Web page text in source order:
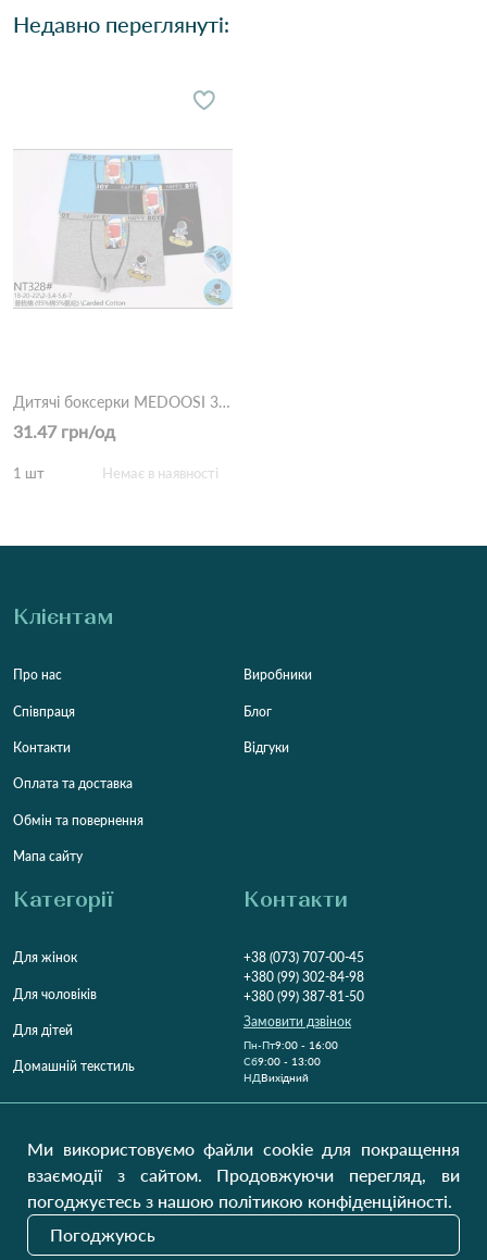
Недавно переглянуті:
Дитячі боксерки MEDOOSI 328 Різні кольори
31.47 грн/од
1 шт Немає в наявності
Клієнтам
Про нас
Співпраця
Контакти
Оплата та доставка
Обмін та повернення
Мапа сайту
Виробники
Блог
Відгуки
Категорії
Для жінок
Для чоловіків
Для дітей
Домашній текстиль
Контакти
+38 (073) 707-00-45
+380 (99) 302-84-98
+380 (99) 387-81-50
Замовити дзвінок
Пн-Пт9:00 - 16:00
Cб9:00 - 13:00
НДВихідний
Наші оновлення
Ми використовуємо файли cookie для покращення
взаємодії з сайтом. Продовжуючи перегляд, ви
погоджуєтесь з нашою політикою конфіденційності.
Погоджуюсь